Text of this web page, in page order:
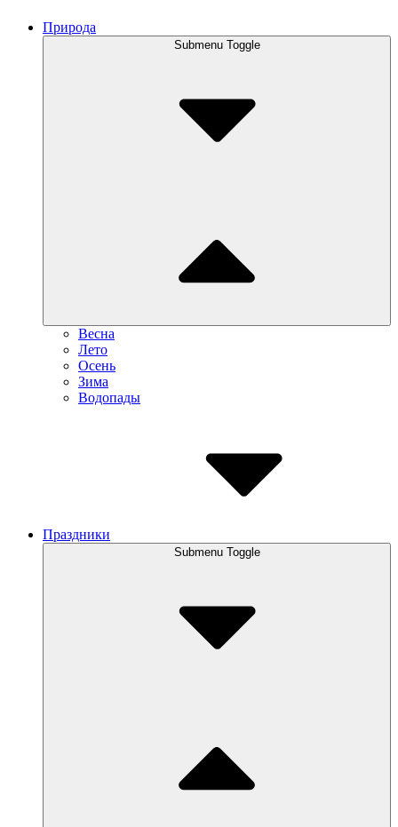
Природа
Submenu Toggle
Весна
Лето
Осень
Зима
Водопады
Праздники
Submenu Toggle